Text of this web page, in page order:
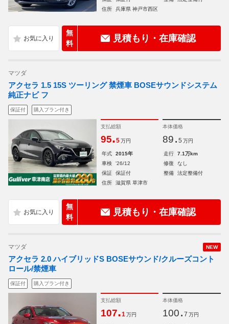
住所
兵庫県 神戸市西区
無
料
見積もり・在庫確認
マツダ
アクセラ 1.5 15S ツーリング 禁煙車 BOSEサウンドシステム
純正ナビ フ
保証付 購入プラン付き
支払総額
95.5 万円
本体価格
89. 5 万円
年式 2015年 走行
7.1万km
車検
'26/12 修復
なし
保証
保証付 整備
法定整備付
住所
滋賀県 草津市
無
料
見積もり・在庫確認
NEW
マツダ
アクセラ 2.0 ハイブリッドS BOSEサウンド/クルーズコント
ロール/禁煙車
保証付 購入プラン付き
支払総額
107.1 万円
本体価格
100. 7 万円